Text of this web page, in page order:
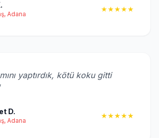
Adana
★★★★★
yaptırdık, kötü koku gitti
D.
Adana
★★★★★